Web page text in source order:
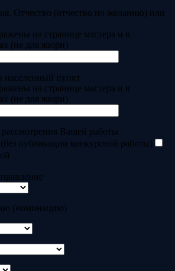
Отчество (отчество по желанию) или
на странице мастера и в
(не для жюри)
населенный пункт
на странице мастера и в
(не для жюри)
Вашей работы
публикации конкурсной работы)
(номинацию)